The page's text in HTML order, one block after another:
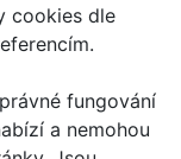
cookies dle
fungování
a nemohou